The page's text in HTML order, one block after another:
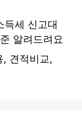
득세 신고대
알려드려요
, 견적비교,